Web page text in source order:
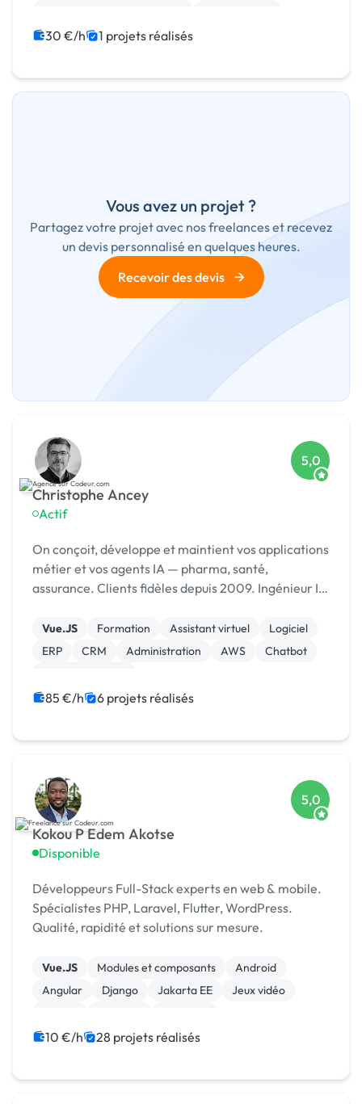
Integration HTML
Installation de Script
30 €/h 1 projets réalisés
Vous avez un projet ?
Partagez votre projet avec nos freelances et recevez
un devis personnalisé en quelques heures.
Recevoir des devis
→
Christophe Ancey
Actif
5,0
On conçoit, développe et maintient vos applications
métier et vos agents IA — pharma, santé,
assurance. Clients fidèles depuis 2009. Ingénieur IA
Vue.JS Formation Assistant virtuel
Logiciel
ERP
CRM Administration AWS
Chatbot
85 €/h 6 projets réalisés
Kokou P Edem Akotse
Disponible
5,0
Développeurs Full-Stack experts en web & mobile.
Spécialistes PHP, Laravel, Flutter, WordPress.
Qualité, rapidité et solutions sur mesure.
Vue.JS Modules et composants
Android
Angular
Django Jakarta EE
Jeux vidéo
10 €/h 28 projets réalisés